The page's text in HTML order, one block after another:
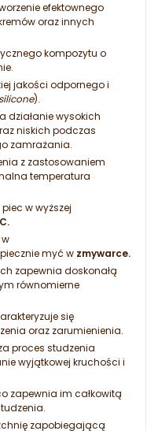
efektownego
oraz innych
kompozytu o
jakości odpornego i
).
działanie wysokich
niskich podczas
zamrażania.
z zastosowaniem
temperatura
w wyższej
myć w zmywarce.
zapewnia doskonałą
równomierne
się
oraz zarumienienia.
proces studzenia
wyjątkowej kruchości i
zapewnia im całkowitą
zapobiegającą